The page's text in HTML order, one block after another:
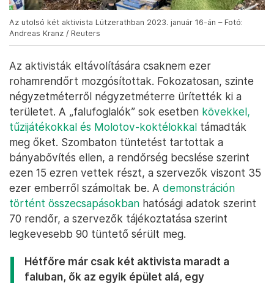
Az utolsó két aktivista Lützerathban 2023. január 16-án – Fotó:
Andreas Kranz / Reuters
Az aktivisták eltávolítására csaknem ezer
rohamrendőrt mozgósítottak. Fokozatosan, szinte
négyzetméterről négyzetméterre ürítették ki a
területet. A „falufoglalók” sok esetben kövekkel,
tűzijátékokkal és Molotov-koktélokkal támadták
meg őket. Szombaton tüntetést tartottak a
bányabővítés ellen, a rendőrség becslése szerint
ezen 15 ezren vettek részt, a szervezők viszont 35
ezer emberről számoltak be. A demonstráción
történt összecsapásokban hatósági adatok szerint
70 rendőr, a szervezők tájékoztatása szerint
legkevesebb 90 tüntető sérült meg.
Hétfőre már csak két aktivista maradt a
faluban, ők az egyik épület alá, egy